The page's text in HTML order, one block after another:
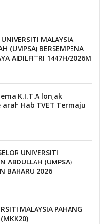
MALAYSIA
(UMPSA) BERSEMPENA
AIDILFITRI 1447H/2026M
K.I.T.A lonjak
Hab TVET Termaju
UNIVERSITI
ABDULLAH (UMPSA)
BAHARU 2026
MALAYSIA PAHANG